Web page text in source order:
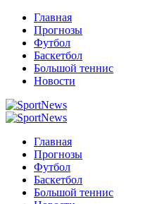
Перейти
содержимому
Главная
Прогнозы
Футбол
Баскетбол
Большой теннис
Новости
Primary
Главная
Прогнозы
Футбол
Баскетбол
Большой теннис